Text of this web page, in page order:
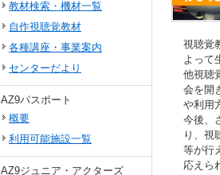
視聴覚
よって
他視聴
会を開
や利用
今後、
り、視
等が行
応えら
教材検索・機材一覧
自作視聴覚教材
各種講座・事業案内
センターだより
AZ9パスポート
概要
利用可能施設一覧
AZ9ジュニア・アクターズ